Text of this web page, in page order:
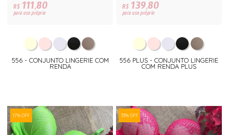
R$111,80
para uso próprio
556 - CONJUNTO LINGERIE COM
RENDA
R$139,80
para uso próprio
556 PLUS - CONJUNTO LINGERIE
COM RENDA PLUS
17% OFF 33% OFF